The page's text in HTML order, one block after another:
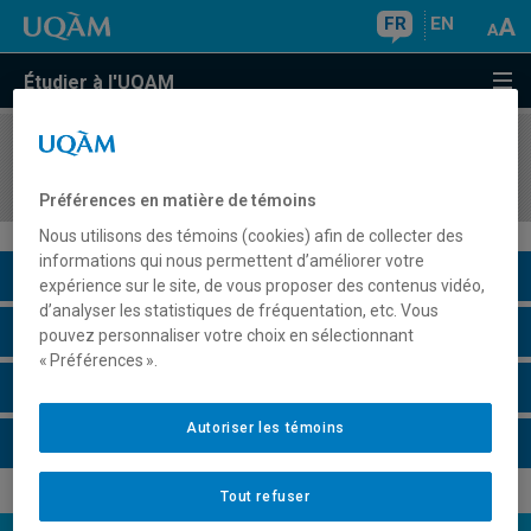
FR EN
Étudier à l'UQAM
COURS//
Description du cours
Horaire - Été 2026
Préférences en matière de témoins
Nous utilisons des témoins (cookies) afin de collecter des
informations qui nous permettent d’améliorer votre
expérience sur le site, de vous proposer des contenus vidéo,
d’analyser les statistiques de fréquentation, etc. Vous
pouvez personnaliser votre choix en sélectionnant
« Préférences ».
Tout refuser
Autoriser les témoins